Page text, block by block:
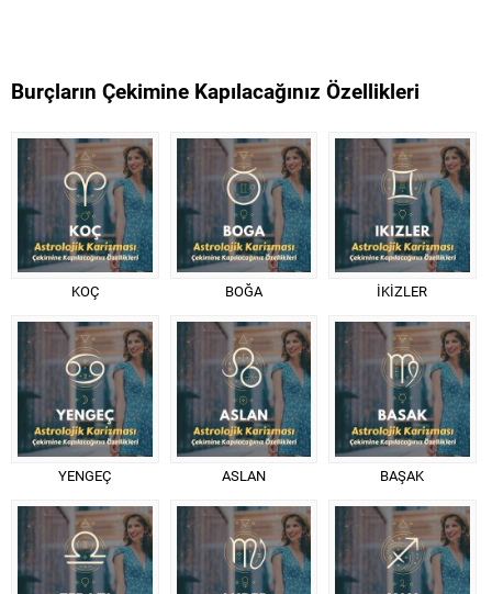
Burçların Çekimine Kapılacağınız Özellikleri
KOÇ BOĞA İKİZLER
YENGEÇ ASLAN BAŞAK